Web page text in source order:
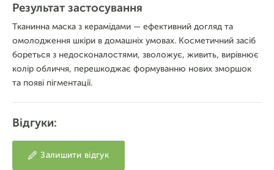
Результат застосування
Тканинна маска з керамідами — ефективний догляд та
омолодження шкіри в домашніх умовах. Косметичний засіб
бореться з недосконалостями, зволожує, живить, вирівнює
колір обличчя, перешкоджає формуванню нових зморшок
та появі пігментації.
Відгуки:
Залишити відгук